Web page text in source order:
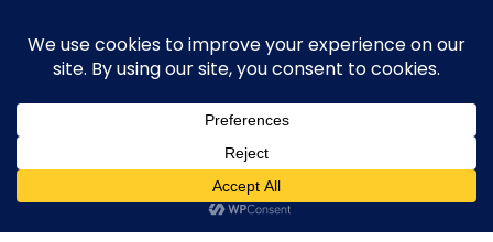
content
execute-stylife.com
upload it including a road bike of l1stylish and
other hobbies
O
O
E
20180819_031615616_iOS
20180819_031615616_iOS
l1stylish20180819_031615616_iOS
0 Comments